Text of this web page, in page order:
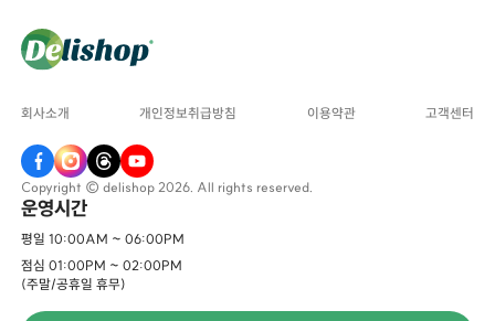
회사소개 개인정보취급방침 이용약관 고객센터
Copyright © delishop 2026. All rights reserved.
운영시간
평일 10:00AM ~ 06:00PM
점심 01:00PM ~ 02:00PM
(주말/공휴일 휴무)